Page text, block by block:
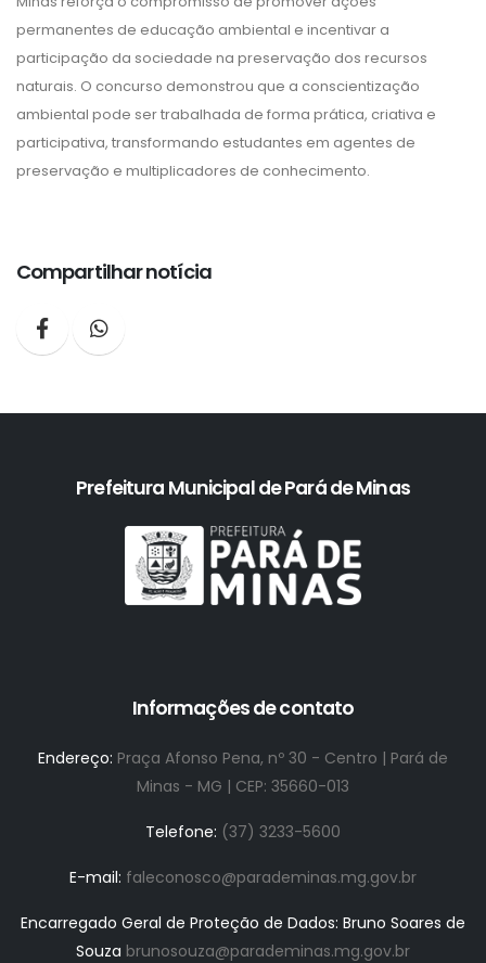
permanentes de educação ambiental e incentivar a
participação da sociedade na preservação dos recursos
naturais. O concurso demonstrou que a conscientização
ambiental pode ser trabalhada de forma prática, criativa e
participativa, transformando estudantes em agentes de
preservação e multiplicadores de conhecimento.
Compartilhar notícia
Prefeitura Municipal de Pará de Minas
Informações de contato
Endereço: Praça Afonso Pena, nº 30 - Centro | Pará de
Minas - MG | CEP: 35660-013
Telefone: (37) 3233-5600
E-mail: faleconosco@parademinas.mg.gov.br
Encarregado Geral de Proteção de Dados: Bruno Soares de
Souza brunosouza@parademinas.mg.gov.br